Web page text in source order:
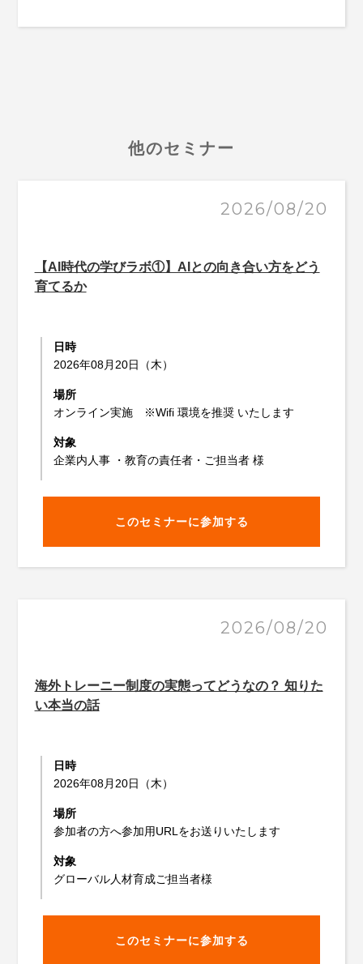
他のセミナー
2026/08/20
【AI時代の学びラボ①】AIとの向き合い方をどう
育てるか
日時
2026年08月20日（木）
場所
オンライン実施 ※Wifi 環境を推奨 いたします
対象
企業内人事 ・教育の責任者・ご担当者 様
このセミナーに参加する
2026/08/20
海外トレーニー制度の実態ってどうなの？ 知りた
い本当の話
日時
2026年08月20日（木）
場所
参加者の方へ参加用URLをお送りいたします
対象
グローバル人材育成ご担当者様
このセミナーに参加する